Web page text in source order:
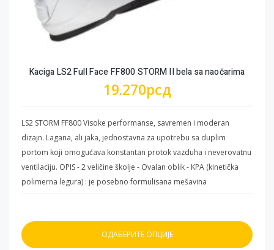
Kaciga LS2 Full Face FF800 STORM II bela sa naočarima
19.270рсд
LS2 STORM FF800 Visoke performanse, savremen i moderan
dizajn. Lagana, ali jaka, jednostavna za upotrebu sa duplim
portom koji omogućava konstantan protok vazduha i neverovatnu
ventilaciju. OPIS - 2 veličine školje - Ovalan oblik - KPA (kinetička
polimerna legura) : je posebno formulisana mešavina
udarce raspoređujući energiju po čitavoj površini školjke. Ova
posebna formula ispunjava zahteve ECE 22.06 i DOT. VIZIR - Vizir “A
ОДАБЕРИТЕ ОПЦИЈЕ